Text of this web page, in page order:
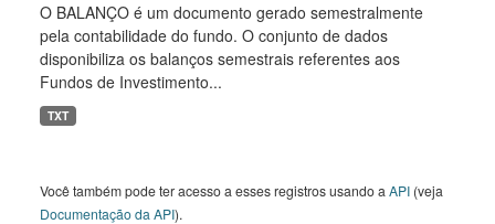
O BALANÇO é um documento gerado semestralmente
pela contabilidade do fundo. O conjunto de dados
disponibiliza os balanços semestrais referentes aos
Fundos de Investimento...
TXT
Você também pode ter acesso a esses registros usando a API (veja
Documentação da API).